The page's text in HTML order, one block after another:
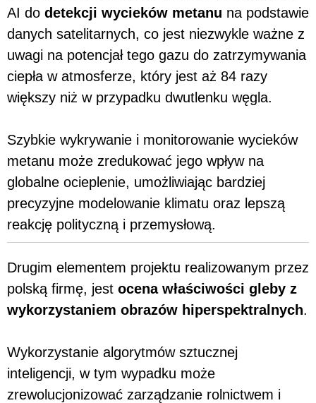
AI do detekcji wycieków metanu na podstawie
danych satelitarnych, co jest niezwykle ważne z
uwagi na potencjał tego gazu do zatrzymywania
ciepła w atmosferze, który jest aż 84 razy
większy niż w przypadku dwutlenku węgla.
Szybkie wykrywanie i monitorowanie wycieków
metanu może zredukować jego wpływ na
globalne ocieplenie, umożliwiając bardziej
precyzyjne modelowanie klimatu oraz lepszą
reakcję polityczną i przemysłową.
Drugim elementem projektu realizowanym przez
polską firmę, jest ocena właściwości gleby z
wykorzystaniem obrazów hiperspektralnych.
Wykorzystanie algorytmów sztucznej
inteligencji, w tym wypadku może
zrewolucjonizować zarządzanie rolnictwem i